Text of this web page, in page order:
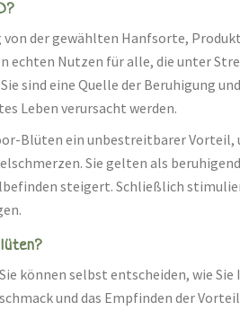
der gewählten Hanfsorte,
echten Nutzen für alle, die unter
sind eine Quelle der Beruhigung
Leben verursacht werden.
Blüten ein unbestreitbarer Vorteil,
Sie gelten als
steigert. Schließlich
können selbst entscheiden, wie
und das Empfinden der